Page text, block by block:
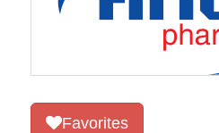
Favorites